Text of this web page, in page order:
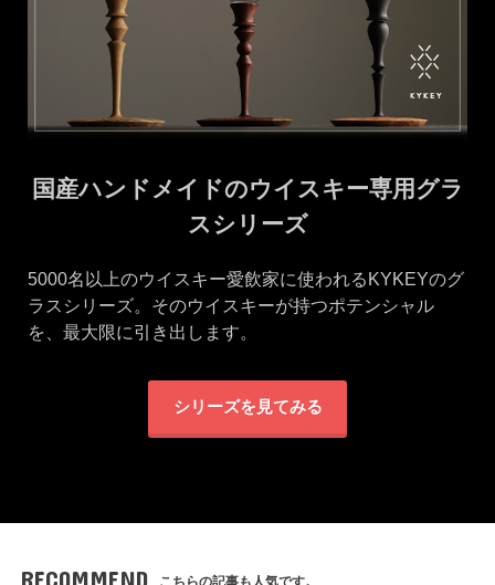
国産ハンドメイドのウイスキー専用グラ
スシリーズ
5000名以上のウイスキー愛飲家に使われるKYKEYのグ
ラスシリーズ。そのウイスキーが持つポテンシャル
を、最大限に引き出します。
シリーズを見てみる
RECOMMEND こちらの記事も人気です。